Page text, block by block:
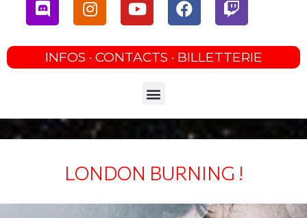
INFOS · CONTACTS · BILLETTERIE
Menu
LONDON BURNING !